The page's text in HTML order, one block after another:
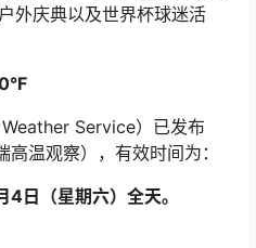
外庆典以及世界杯球迷活
Service）已发布
温观察），有效时间为：
日（星期六）全天。